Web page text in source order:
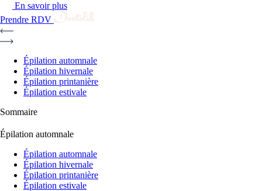
En savoir plus
Prendre RDV
Épilation automnale
Épilation hivernale
Épilation printanière
Épilation estivale
Sommaire
Épilation automnale
Épilation automnale
Épilation hivernale
Épilation printanière
Épilation estivale